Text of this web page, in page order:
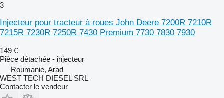
3
Injecteur pour tracteur à roues John Deere 7200R 7210R
7215R 7230R 7250R 7430 Premium 7730 7830 7930
149 €
Pièce détachée - injecteur
Roumanie, Arad
WEST TECH DIESEL SRL
Contacter le vendeur